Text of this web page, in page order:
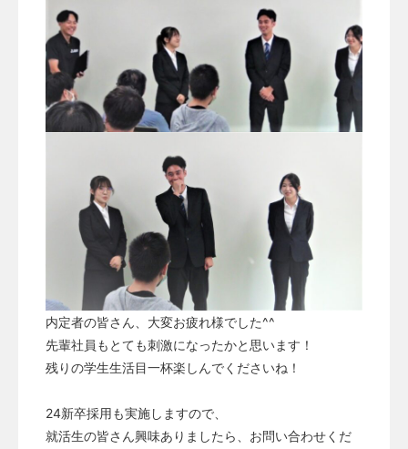
内定者の皆さん、大変お疲れ様でした^^
先輩社員もとても刺激になったかと思います！
残りの学生生活目一杯楽しんでくださいね！
24新卒採用も実施しますので、
就活生の皆さん興味ありましたら、お問い合わせくだ